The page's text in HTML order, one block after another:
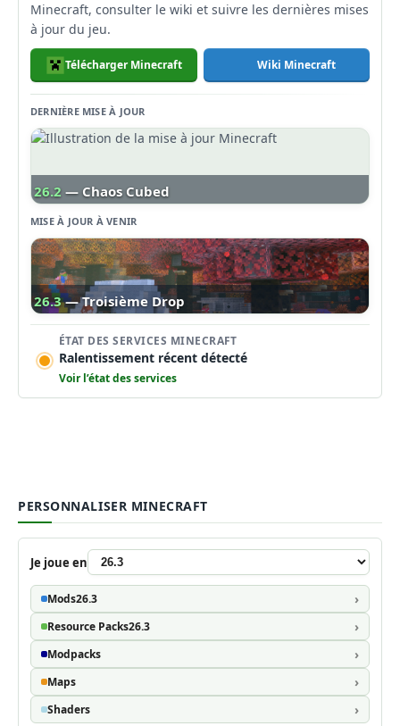
Minecraft, consulter le wiki et suivre les dernières mises
à jour du jeu.
Télécharger Minecraft Wiki Minecraft
DERNIÈRE MISE À JOUR
26.2 — Chaos Cubed
MISE À JOUR À VENIR
26.3 — Troisième Drop
ÉTAT DES SERVICES MINECRAFT
Ralentissement récent détecté
Voir l’état des services
PERSONNALISER MINECRAFT
Je joue en
Mods26.3
Resource Packs26.3
Modpacks
Maps
Shaders